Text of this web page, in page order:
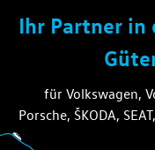
Ihr Partner in
für Volkswagen,
Porsche, ŠKODA,